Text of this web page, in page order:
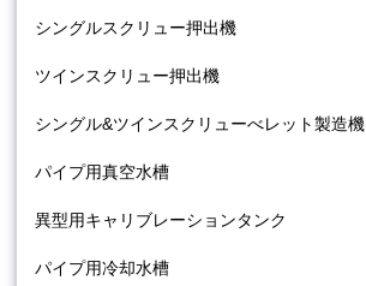
シングルスクリュー押出機
ツインスクリュー押出機
シングル&ツインスクリューべレット製造機
パイプ用真空水槽
異型用キャリブレーションタンク
パイプ用冷却水槽